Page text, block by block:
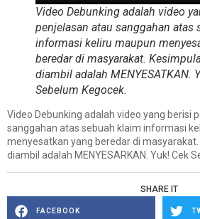
Video Debunking adalah video
penjelasan atau sanggahan atas
informasi keliru maupun
beredar di masyarakat.
diambil adalah MENYESATKAN.
Sebelum Kegocek.
Video Debunking adalah video yang berisi
sanggahan atas sebuah klaim informasi
menyesatkan yang beredar di
diambil adalah MENYESARKAN. Yuk! Cek
SHARE IT
FACEBOOK